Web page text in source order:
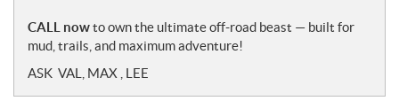
CALL nowto own the ultimate off-road beast — built for
mud, trails, and maximum adventure!
ASK VAL, MAX , LEE